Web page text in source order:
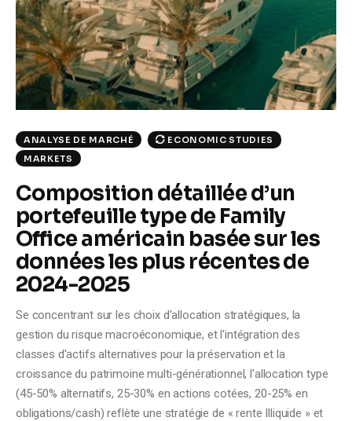
ANALYSE DE MARCHÉ
ECONOMIC STUDIES
MARKETS
Composition détaillée d’un
portefeuille type de Family
Office américain basée sur les
données les plus récentes de
2024-2025
Se concentrant sur les choix d'allocation stratégiques, la
gestion du risque macroéconomique, et l'intégration des
classes d'actifs alternatives pour la préservation et la
croissance du patrimoine multi-générationnel, l'allocation type
(45-50% alternatifs, 25-30% en actions cotées, 20-25% en
obligations/cash) reflète une stratégie de « rente Illiquide » et